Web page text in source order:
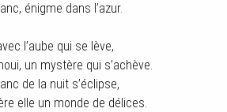
énigme dans l’azur.
l’aube qui se lève,
un mystère qui s’achève.
de la nuit s’éclipse,
elle un monde de délices.